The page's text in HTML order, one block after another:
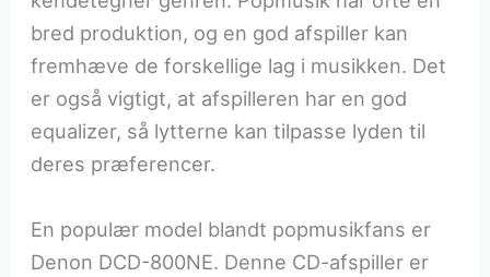
bred produktion, og en god afspiller kan
fremhæve de forskellige lag i musikken. Det
er også vigtigt, at afspilleren har en god
equalizer, så lytterne kan tilpasse lyden til
deres præferencer.
En populær model blandt popmusikfans er
Denon DCD-800NE. Denne CD-afspiller er